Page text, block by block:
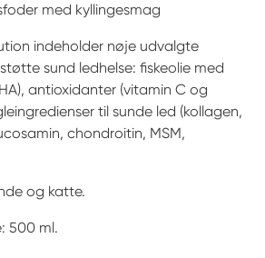
med kyllingesmag
indeholder nøje udvalgte
sund ledhelse: fiskeolie med
antioxidanter (vitamin C og
til sunde led (kollagen,
chondroitin, MSM,
og katte.
500 ml.